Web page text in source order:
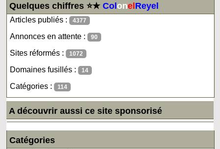
Quelques chiffres ⭐★ColonelReyel
Articles publiés : 4377
Annonces en attente : 90
Sites réformés : 1072
Domaines fusillés : 14
Catégories : 114
A découvrir aussi ce site sponsorisé
Catégories